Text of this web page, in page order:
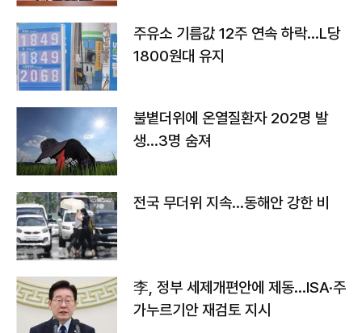
주유소 기름값 12주 연속 하락…L당
1800원대 유지
불볕더위에 온열질환자 202명 발
생…3명 숨져
전국 무더위 지속…동해안 강한 비
李, 정부 세제개편안에 제동…ISA·주
가누르기안 재검토 지시